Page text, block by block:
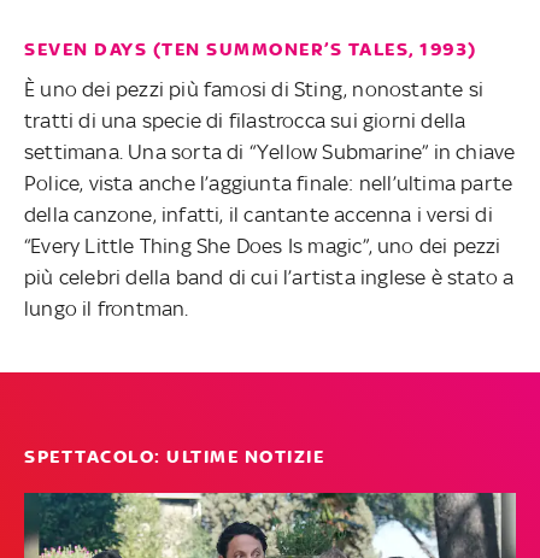
SEVEN DAYS (TEN SUMMONER’S TALES, 1993)
È uno dei pezzi più famosi di Sting, nonostante si
tratti di una specie di filastrocca sui giorni della
settimana. Una sorta di “Yellow Submarine” in chiave
Police, vista anche l’aggiunta finale: nell’ultima parte
della canzone, infatti, il cantante accenna i versi di
“Every Little Thing She Does Is magic”, uno dei pezzi
più celebri della band di cui l’artista inglese è stato a
lungo il frontman.
SPETTACOLO: ULTIME NOTIZIE